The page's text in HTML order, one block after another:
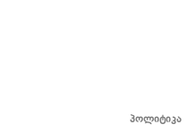
პოლიტიკა